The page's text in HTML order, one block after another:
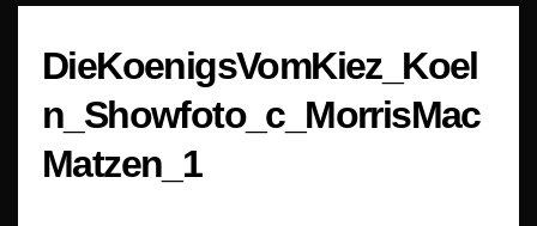
DieKoenigsVomKiez_Koel
n_Showfoto_c_MorrisMac
Matzen_1